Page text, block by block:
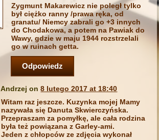
Zygmunt Makarewicz nie poległ tylko
był ciężko ranny /prawa ręka, od
granatu/ Niemcy zabrali go +3 innych
do Chodakowa, a potem na Pawiak do
Wawy, gdzie w maju 1944 rozstrzelali
go w ruinach getta.
Odpowiedz
Andrzej on8 lutego 2017 at 18:40
Witam raz jeszcze. Kuzynka mojej Mamy
nazywała się Danuta Skwierczyńska.
Przepraszam za pomyłkę, ale cała rodzina
była też powiązana z Garley-ami.
Jeden z chłopców ze zdjęcia wykonał